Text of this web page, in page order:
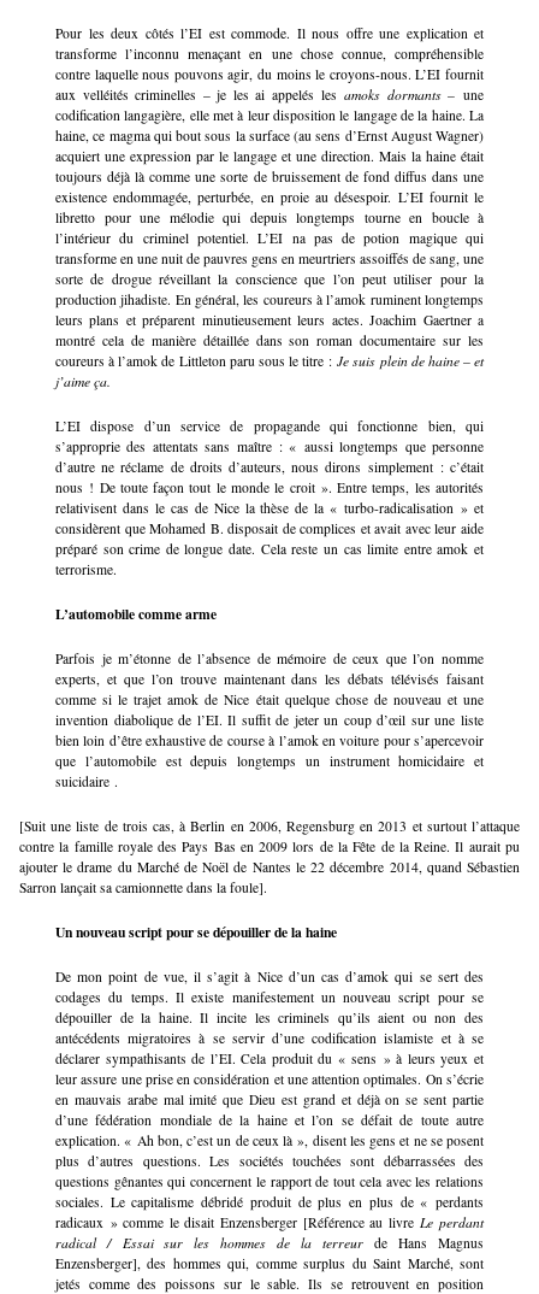
Pour les deux côtés l’EI est commode. Il nous offre une explication et
transforme l’inconnu menaçant en une chose connue, compréhensible
contre laquelle nous pouvons agir, du moins le croyons-nous. L’EI fournit
aux velléités criminelles – je les ai appelés lesamoks dormants – une
codification langagière, elle met à leur disposition le langage de la haine. La
haine, ce magma qui bout sous la surface (au sens d’Ernst August Wagner)
acquiert une expression par le langage et une direction. Mais la haine était
toujours déjà là comme une sorte de bruissement de fond diffus dans une
existence endommagée, perturbée, en proie au désespoir. L’EI fournit le
libretto pour une mélodie qui depuis longtemps tourne en boucle à
l’intérieur du criminel potentiel. L’EI na pas de potion magique qui
transforme en une nuit de pauvres gens en meurtriers assoiffés de sang, une
sorte de drogue réveillant la conscience que l’on peut utiliser pour la
production jihadiste. En général, les coureurs à l’amok ruminent longtemps
leurs plans et préparent minutieusement leurs actes. Joachim Gaertner a
montré cela de manière détaillée dans son roman documentaire sur les
coureurs à l’amok de Littleton paru sous le titre :Je suis plein de haine – et
j’aime ça.
L’EI dispose d’un service de propagande qui fonctionne bien, qui
s’approprie des attentats sans maître : « aussi longtemps que personne
d’autre ne réclame de droits d’auteurs, nous dirons simplement : c’était
nous ! De toute façon tout le monde le croit ». Entre temps, les autorités
relativisent dans le cas de Nice la thèse de la « turbo-radicalisation » et
considèrent que Mohamed B. disposait de complices et avait avec leur aide
préparé son crime de longue date. Cela reste un cas limite entre amok et
terrorisme.
L’automobile comme arme
Parfois je m’étonne de l’absence de mémoire de ceux que l’on nomme
experts, et que l’on trouve maintenant dans les débats télévisés faisant
comme si le trajet amok de Nice était quelque chose de nouveau et une
invention diabolique de l’EI. Il suffit de jeter un coup d’œil sur une liste
bien loin d’être exhaustive de course à l’amok en voiture pour s’apercevoir
que l’automobile est depuis longtemps un instrument homicidaire et
suicidaire .
[Suit une liste de trois cas, à Berlin en 2006, Regensburg en 2013 et surtout l’attaque
contre la famille royale des Pays Bas en 2009 lors de la Fête de la Reine. Il aurait pu
ajouter le drame du Marché de Noël de Nantes le 22 décembre 2014, quand Sébastien
Sarron lançait sa camionnette dans la foule].
Un nouveau script pour se dépouiller de la haine
De mon point de vue, il s’agit à Nice d’un cas d’amok qui se sert des
codages du temps. Il existe manifestement un nouveau script pour se
dépouiller de la haine. Il incite les criminels qu’ils aient ou non des
antécédents migratoires à se servir d’une codification islamiste et à se
déclarer sympathisants de l’EI. Cela produit du « sens » à leurs yeux et
leur assure une prise en considération et une attention optimales. On s’écrie
en mauvais arabe mal imité que Dieu est grand et déjà on se sent partie
d’une fédération mondiale de la haine et l’on se défait de toute autre
explication. « Ah bon, c’est un de ceux là », disent les gens et ne se posent
plus d’autres questions. Les sociétés touchées sont débarrassées des
questions gênantes qui concernent le rapport de tout cela avec les relations
sociales. Le capitalisme débridé produit de plus en plus de « perdants
radicaux » comme le disait Enzensberger [Référence au livreLe perdant
radical / Essai sur les hommes de la terreurde Hans Magnus
Enzensberger], des hommes qui, comme surplus du Saint Marché, sont
jetés comme des poissons sur le sable. Ils se retrouvent en position